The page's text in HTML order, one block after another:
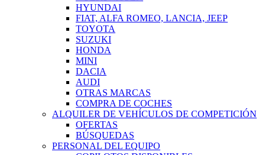
HYUNDAI
FIAT, ALFA ROMEO, LANCIA, JEEP
TOYOTA
SUZUKI
HONDA
MINI
DACIA
AUDI
OTRAS MARCAS
COMPRA DE COCHES
ALQUILER DE VEHÍCULOS DE COMPETICIÓN
OFERTAS
BÚSQUEDAS
PERSONAL DEL EQUIPO